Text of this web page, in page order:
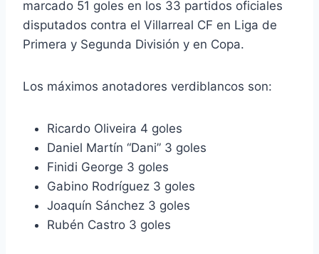
marcado 51 goles en los 33 partidos oficiales
disputados contra el Villarreal CF en Liga de
Primera y Segunda División y en Copa.
Los máximos anotadores verdiblancos son:
Ricardo Oliveira 4 goles
Daniel Martín “Dani” 3 goles
Finidi George 3 goles
Gabino Rodríguez 3 goles
Joaquín Sánchez 3 goles
Rubén Castro 3 goles